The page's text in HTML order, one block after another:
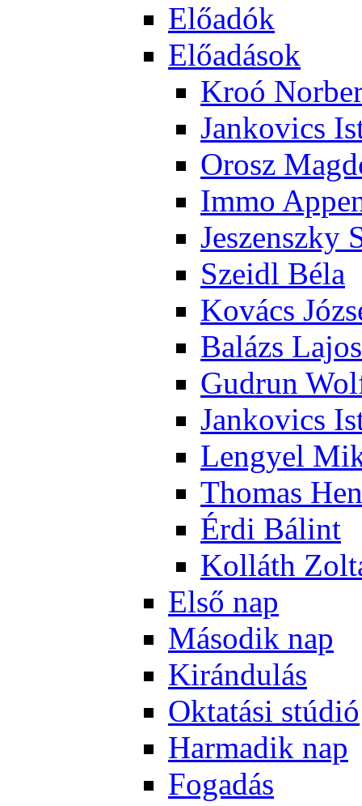
Elő­adók
Elő­adá­sok
Kroó
Jan­ko­vics
Orosz
Im­mo
Je­szensz­ky
Szeidl Bé­la
Ko­vács
Ba­lázs La­jos
Gud­run
Jan­ko­vics
Len­gyel
Tho­mas
Ér­di Bá­lint
Kol­láth
El­ső nap
Má­so­dik nap
Ki­rán­du­lás
Ok­ta­tá­si stú­dió
Har­ma­dik nap
Fo­ga­dás